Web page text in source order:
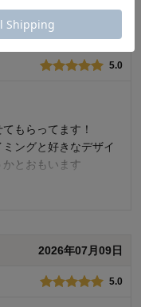
王, M
心地、素材・品質
2026年07月16日
5.0
もらってます！
ングと好きなデザイ
とおもいます
た
2026年07月09日
5.0